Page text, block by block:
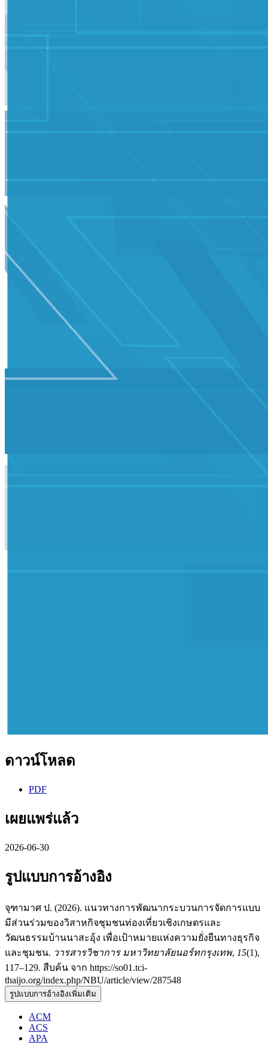
ดาวน์โหลด
PDF
เผยแพร่แล้ว
2026-06-30
รูปแบบการอ้างอิง
จุฑามาศ ป. (2026). แนวทางการพัฒนากระบวนการจัดการแบบ
มีส่วนร่วมของวิสาหกิจชุมชนท่องเที่ยวเชิงเกษตรและ
วัฒนธรรมบ้านนาสะอุ้ง เพื่อเป้าหมายแห่งความยั่งยืนทางธุรกิจ
และชุมชน. วารสารวิชาการ มหาวิทยาลัยนอร์ทกรุงเทพ, 15(1),
117–129. สืบค้น จาก https://so01.tci-
thaijo.org/index.php/NBU/article/view/287548
รูปแบบการอ้างอิงเพิ่มเติม
ACM
ACS
APA